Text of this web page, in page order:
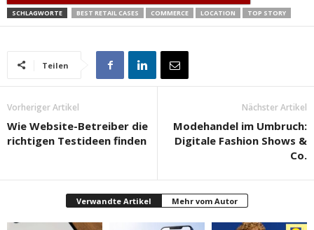
SCHLAGWORTE BEST RETAIL CASES COMMERCE LOCATION TOP STORY
Teilen
Vorheriger Artikel
Wie Website-Betreiber die
richtigen Testideen finden
Nächster Artikel
Modehandel im Umbruch:
Digitale Fashion Shows &
Co.
Verwandte Artikel Mehr vom Autor